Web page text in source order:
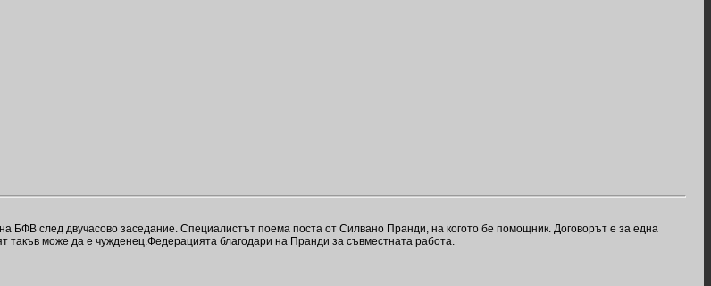
след двучасово заседание. Специалистът поема поста от Силвано Пранди, на когото бе помощник. Договорът е за една
може да е чужденец.Федерацията благодари на Пранди за съвместната работа.